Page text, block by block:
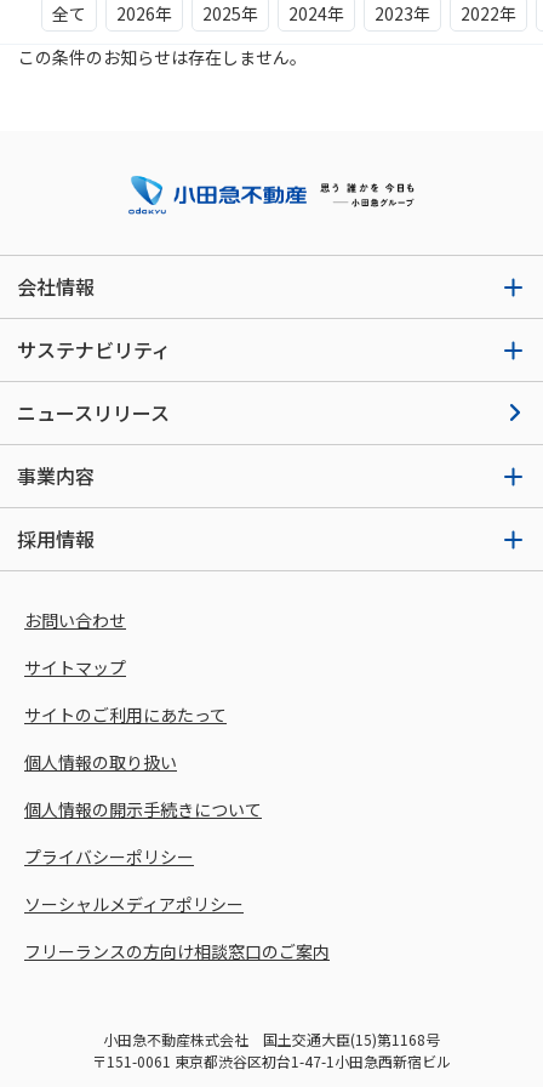
全て 2026年 2025年 2024年 2023年
2022年
この条件のお知らせは存在しません。
会社情報
サステナビリティ
ニュースリリース
事業内容
採用情報
お問い合わせ
サイトマップ
サイトのご利用にあたって
個人情報の取り扱い
個人情報の開示手続きについて
プライバシーポリシー
ソーシャルメディアポリシー
フリーランスの方向け相談窓口のご案内
小田急不動産株式会社 国土交通大臣(15)第1168号
〒151-0061 東京都渋谷区初台1-47-1小田急西新宿ビル